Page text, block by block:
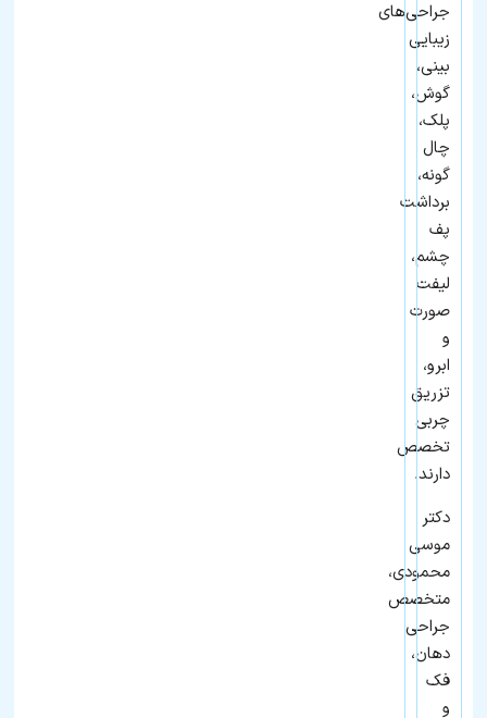
جراحی‌های
زیبایی
بینی،
گوش،
پلک،
چال
گونه،
برداشت
پف
چشم،
لیفت
صورت
و
ابرو،
تزریق
چربی
تخصص
دارند.
دکتر
موسی
محمودی،
متخصص
جراحی
دهان،
فک
و